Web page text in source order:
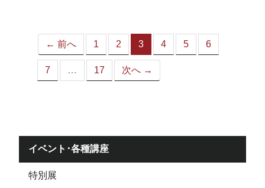
← 前へ 1 2 3
（こ
の
4 5 6
7 … 17 次へ →
イベント･各種講座
特別展